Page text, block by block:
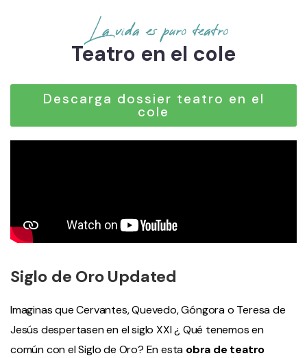
La vida es puro teatro
Teatro en el cole
Descarga dossier teatro en el
cole
Siglo de Oro Updated
Imaginas que Cervantes, Quevedo, Góngora o Teresa de
Jesús despertasen en el siglo XXI ¿ Qué tenemos en
común con el Siglo de Oro? En esta obra de teatro